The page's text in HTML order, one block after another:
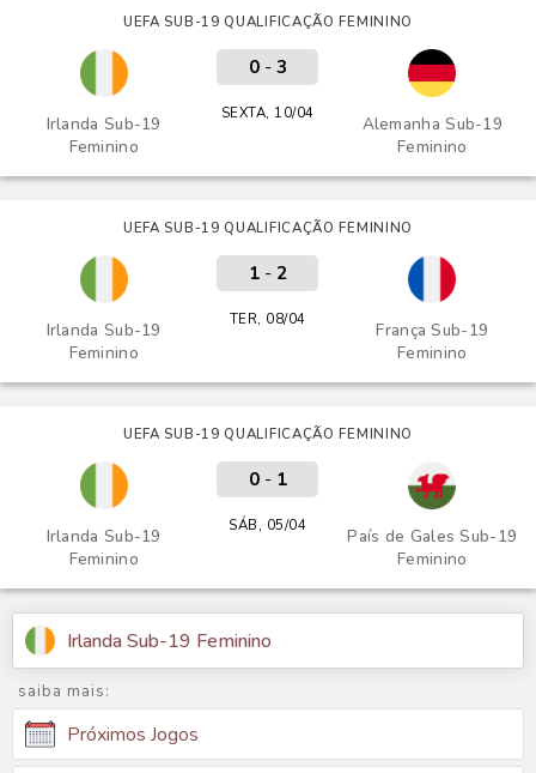
UEFA SUB-19 QUALIFICAÇÃO FEMININO
Irlanda Sub-19
Feminino
Alemanha Sub-19
Feminino
0- 3
SEXTA, 10/04
UEFA SUB-19 QUALIFICAÇÃO FEMININO
Irlanda Sub-19
Feminino
França Sub-19
Feminino
1- 2
TER, 08/04
UEFA SUB-19 QUALIFICAÇÃO FEMININO
Irlanda Sub-19
Feminino
País de Gales Sub-19
Feminino
0- 1
SÁB, 05/04
Irlanda Sub-19 Feminino
saiba mais:
Próximos Jogos